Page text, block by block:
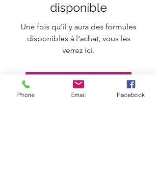
disponible
Une fois qu'il y aura des formules
disponibles à l'achat, vous les
verrez ici.
Retour à la page d'accueil
Phone Email Facebook